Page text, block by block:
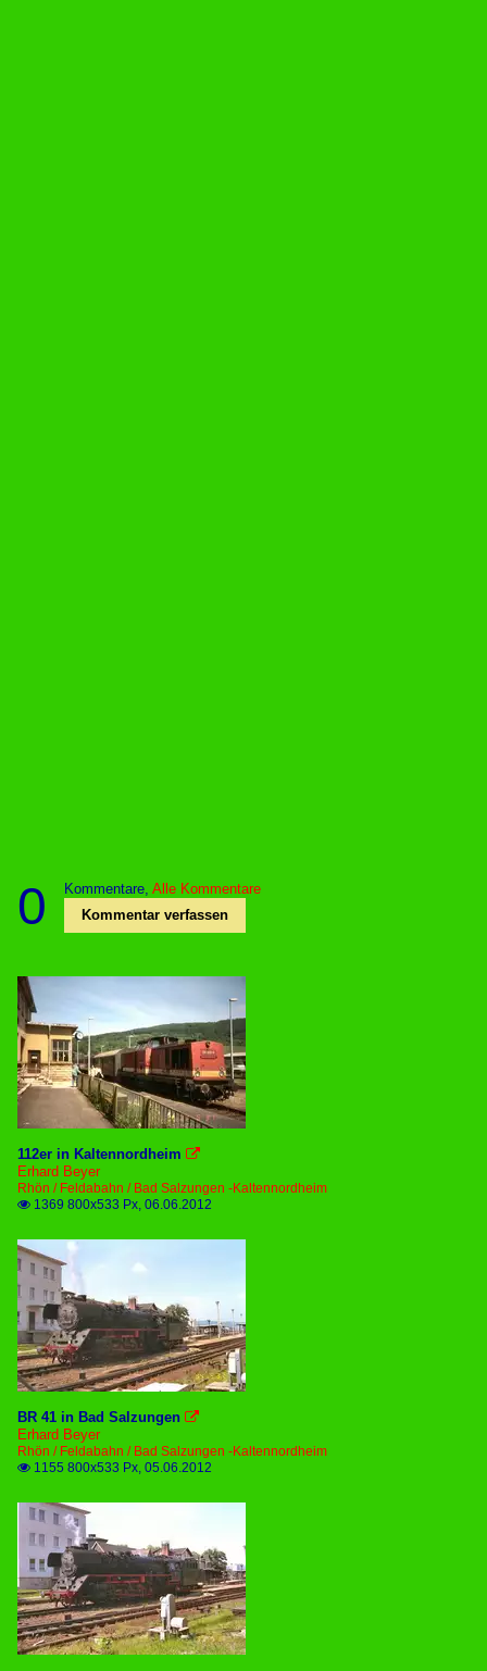
0 Kommentare, Alle Kommentare
Kommentar verfassen
112er in Kaltennordheim 
Erhard Beyer
Rhön / Feldabahn / Bad Salzungen -Kaltennordheim
 1369 800x533 Px, 06.06.2012
BR 41 in Bad Salzungen 
Erhard Beyer
Rhön / Feldabahn / Bad Salzungen -Kaltennordheim
 1155 800x533 Px, 05.06.2012